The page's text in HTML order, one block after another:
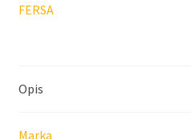
FERSA
Opis
Marka